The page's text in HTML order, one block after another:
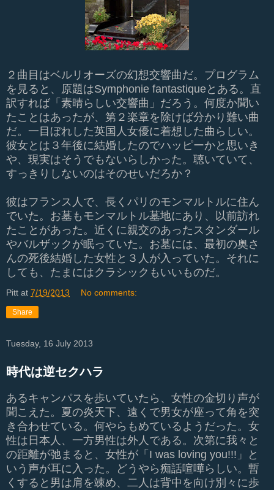
２曲目はベルリオーズの幻想交響曲だ。プログラム
を見ると、原題はSymphonie fantastiqueとある。直
訳すれば「素晴らしい交響曲」だろう。何度か聞い
たことはあったが、第２楽章を除けば分かり難い曲
だ。一目ぼれした英国人女優に着想した曲らしい。
彼女とは３年後に結婚したのでハッピーかと思いき
や、現実はそうでもないらしかった。聴いていて、
すっきりしないのはそのせいだろか？
彼はフランス人で、長くパリのモンマルトルに住ん
でいた。お墓もモンマルトル墓地にあり、以前訪れ
たことがあった。近くに親交のあったスタンダール
やバルザックが眠っていた。お墓には、最初の奥さ
んの死後結婚した女性と３人が入っていた。それに
しても、たまにはクラシックもいいものだ。
Pitt at 7/19/2013 No comments:
Share
Tuesday, 16 July 2013
時代は逆セクハラ
あるキャンパスを歩いていたら、女性の金切り声が
聞こえた。夏の炎天下、遠くで男女が座って角を突
き合わせている。何やらもめているようだった。女
性は日本人、一方男性は外人である。次第に我々と
の距離が弛まると、女性が「I was loving you!!!」と
いう声が耳に入った。どうやら痴話喧嘩らしい。暫
くすると男は肩を竦め、二人は背中を向け別々に歩